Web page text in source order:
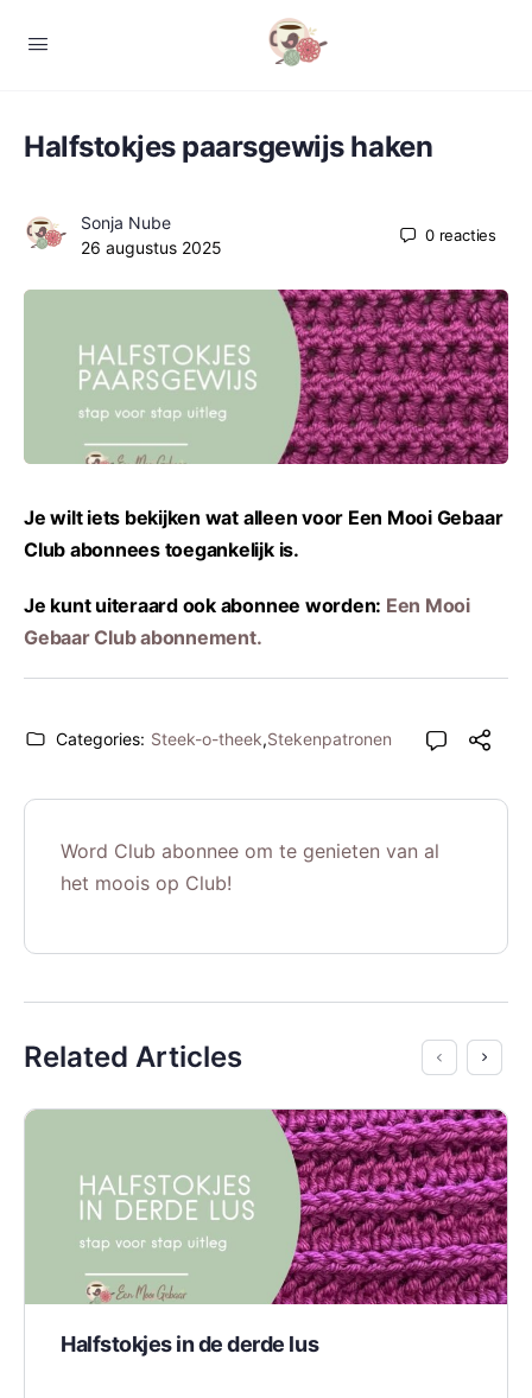
Halfstokjes paarsgewijs haken
Sonja Nube
26 augustus 2025
0 reacties
Je wilt iets bekijken wat alleen voor Een Mooi Gebaar
Club abonnees toegankelijk is.
Je kunt uiteraard ook abonnee worden: Een Mooi
Gebaar Club abonnement.
Categories: Steek-o-theek,Stekenpatronen
Word Club abonnee om te genieten van al
het moois op Club!
Related Articles
Halfstokjes in de derde lus